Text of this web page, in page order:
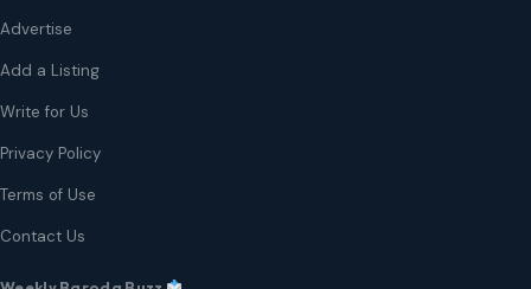
Advertise
Add a Listing
Write for Us
Privacy Policy
Terms of Use
Contact Us